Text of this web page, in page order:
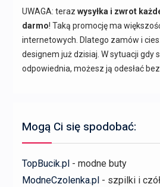
UWAGA: teraz wysyłka i zwrot
darmo! Taką promocję ma
internetowych. Dlatego zamów i
designem już dzisiaj. W sytuacji gdy
odpowiednia, możesz ją odesłać
Mogą Ci się spodobać:
TopBucik.pl - modne buty
ModneCzolenka.pl - szpilki i